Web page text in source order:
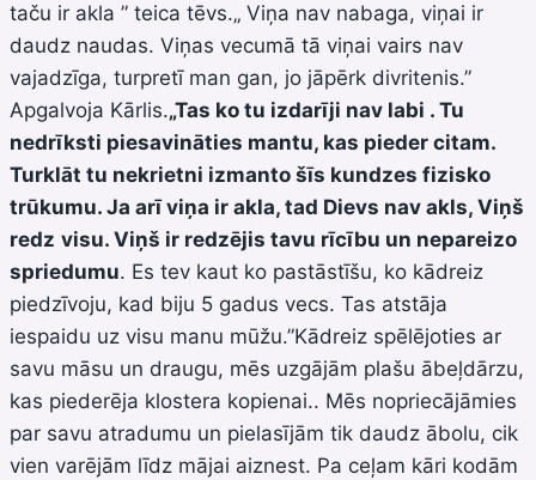
taču ir akla ” teica tēvs.„ Viņa nav nabaga, viņai ir
daudz naudas. Viņas vecumā tā viņai vairs nav
vajadzīga, turpretī man gan, jo jāpērk divritenis.”
Apgalvoja Kārlis.„Tas ko tu izdarīji nav labi . Tu
nedrīksti piesavināties mantu, kas pieder citam.
Turklāt tu nekrietni izmanto šīs kundzes fizisko
trūkumu. Ja arī viņa ir akla, tad Dievs nav akls, Viņš
redz visu. Viņš ir redzējis tavu rīcību un nepareizo
spriedumu. Es tev kaut ko pastāstīšu, ko kādreiz
piedzīvoju, kad biju 5 gadus vecs. Tas atstāja
iespaidu uz visu manu mūžu.”Kādreiz spēlējoties ar
savu māsu un draugu, mēs uzgājām plašu ābeļdārzu,
kas piederēja klostera kopienai.. Mēs nopriecājāmies
par savu atradumu un pielasījām tik daudz ābolu, cik
vien varējām līdz mājai aiznest. Pa ceļam kāri kodām